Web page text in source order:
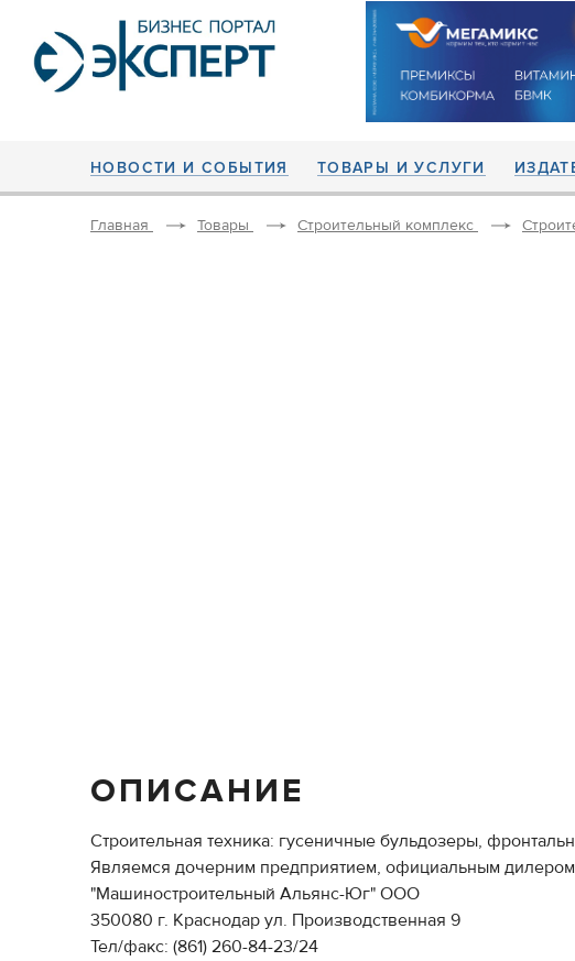
НОВОСТИ И СОБЫТИЯ ТОВАРЫ И УСЛУГИ
Главная Товары Строительный комплекс
ОПИСАНИЕ
Строительная техника: гусеничные бульдозеры,
Являемся дочерним предприятием, официальным
"Машиностроительный Альянс-Юг" ООО
350080 г. Краснодар ул. Производственная 9
Тел/факс: (861) 260-84-23/24